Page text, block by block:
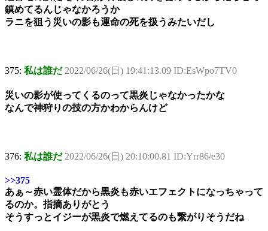
鎮めてるんじゃなかろうか
ラニを狙う災いの影も運命の死を扱うみたいだし
375: 私は誰だ 2022/06/26(日) 19:41:13.09 ID:EsWpo7TV0
災いの影が使ってくるのって黒炎じゃなかったかな
なんで神狩りの技の方かわからんけど
376: 私は誰だ 2022/06/26(日) 20:10:00.81 ID:Yrr86/e30
>>375
あぁ～赤い霊体だから黒炎も赤いエフェクトになっちゃって
るのか。指摘ありがとう
そうすっとイジーが黒炎で燃えてるのも繋がりそうだね